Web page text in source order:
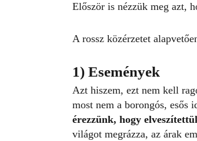
Először is nézzük meg azt,
A rossz közérzetet
1) Események
Azt hiszem, ezt nem kell
most nem a borongós, esős
érezzünk, hogy
világot megrázza, az árak